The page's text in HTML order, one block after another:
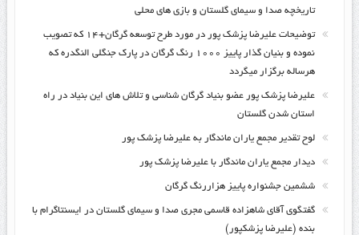
تاریخچه صدا و سیمای گلستان و بازی های محلی
توضیحات علیرضا پزشک پور در مورد طرح توسعه گرگان+۱۴ که تصویب
نموده و بنیان گذار پاییز ۱۰۰۰ رنگ گرگان در پارک جنگلی النگدره که
هرساله برگزار میگردد
علیرضا پزشک پور عضو بنیاد گرگان شناسی و تلاش های این بنیاد در راه
استان شدن گلستان
لوح تقدیر مجمع یاران ماندگار به علیرضا پزشک پور
دیدار مجمع یاران ماندگار با علیرضا پزشک پور
ششمین جشنواره پاییز هزاررنگ گرگان
گفتگوی آقای شاهزاده قاسمی مجری صدا و سیمای گلستان در ایسنتاگرام با
بنده (علیرضا پزشکپور)